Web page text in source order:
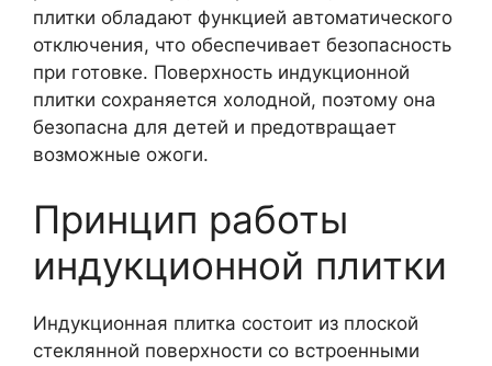
плитки обладают функцией автоматического
отключения, что обеспечивает безопасность
при готовке. Поверхность индукционной
плитки сохраняется холодной, поэтому она
безопасна для детей и предотвращает
возможные ожоги.
Принцип работы
индукционной плитки
Индукционная плитка состоит из плоской
стеклянной поверхности со встроенными